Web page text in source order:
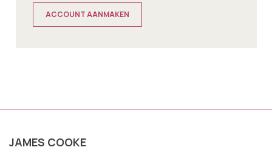
ACCOUNT AANMAKEN
JAMES COOKE